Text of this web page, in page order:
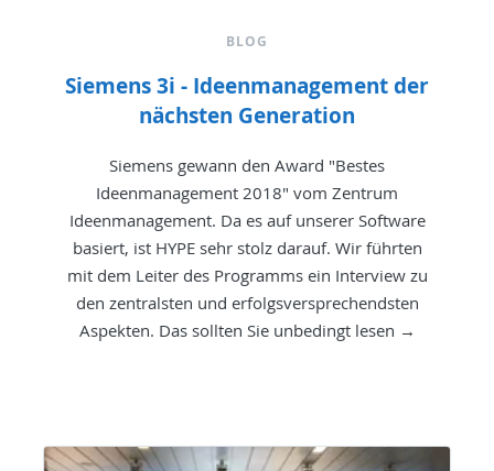
BLOG
Siemens 3i - Ideenmanagement der
nächsten Generation
Siemens gewann den Award "Bestes
Ideenmanagement 2018" vom Zentrum
Ideenmanagement. Da es auf unserer Software
basiert, ist HYPE sehr stolz darauf. Wir führten
mit dem Leiter des Programms ein Interview zu
den zentralsten und erfolgsversprechendsten
Aspekten. Das sollten Sie unbedingt lesen →